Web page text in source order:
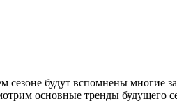
будут вспомнены многие
основные тренды будущего